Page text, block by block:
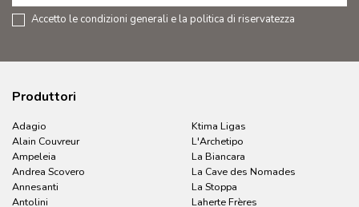
Accetto le condizioni generali e la politica di riservatezza
Produttori
Adagio
Alain Couvreur
Ampeleia
Andrea Scovero
Annesanti
Antolini
Ktima Ligas
L'Archetipo
La Biancara
La Cave des Nomades
La Stoppa
Laherte Frères